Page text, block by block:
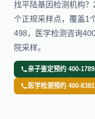
找平陆基因检测机构
个正规采样点，覆盖1
498，医学检测咨询
院采样。
亲子鉴定预约 400-
医学检测预约 400-